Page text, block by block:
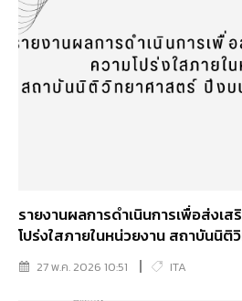
รายงานผลการดําเนินการเพื่อส่งเ
โปร่งใสภายในหน่วยงาน สถาบันนิติ
ปีงบประมาณ พ.ศ. 2568
27 พ.ค. 2026 10:51 ITA